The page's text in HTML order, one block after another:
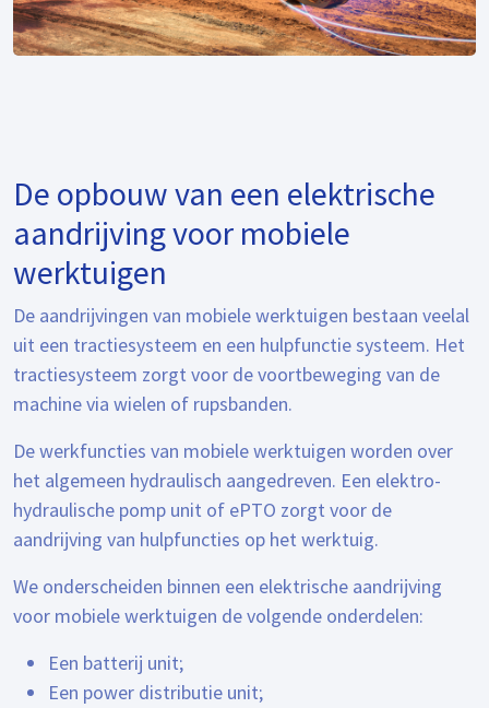
De opbouw van een elektrische
aandrijving voor mobiele
werktuigen
De aandrijvingen van mobiele werktuigen bestaan veelal
uit een tractiesysteem en een hulpfunctie systeem. Het
tractiesysteem zorgt voor de voortbeweging van de
machine via wielen of rupsbanden.
De werkfuncties van mobiele werktuigen worden over
het algemeen hydraulisch aangedreven. Een elektro-
hydraulische pomp unit of ePTO zorgt voor de
aandrijving van hulpfuncties op het werktuig.
We onderscheiden binnen een elektrische aandrijving
voor mobiele werktuigen de volgende onderdelen:
Een batterij unit;
Een power distributie unit;